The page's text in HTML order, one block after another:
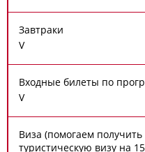
Завтраки
V
Входные билеты по
V
Виза (помогаем
туристическую визу на